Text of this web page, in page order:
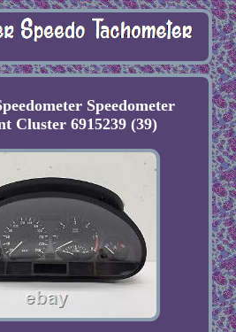
Speedometer
Cluster 6915239 (39)